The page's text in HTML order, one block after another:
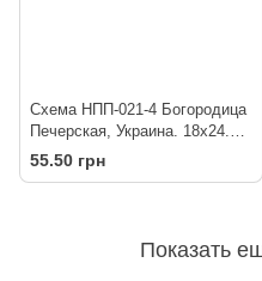
Схема НПП-021-4 Богородица
Печерская, Украина. 18х24.
Частичная. Холст (8058)
55.50 грн
Показать